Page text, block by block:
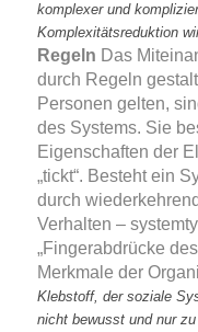
komplexer und
Komplexitätsreduktion
Regeln Das
durch Regeln
Personen gelten,
des Systems. Sie
Eigenschaften der
„tickt“. Besteht ein
durch
Verhalten –
„Fingerabdrücke
Merkmale der
Klebstoff, der soziale
nicht bewusst und nur